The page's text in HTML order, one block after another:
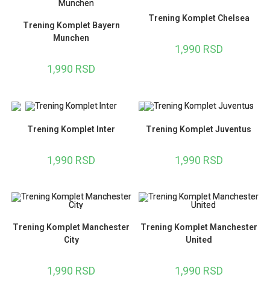
Trening Komplet Bayern
Munchen
1,990 RSD
Trening Komplet Chelsea
1,990 RSD
Trening Komplet Inter
1,990 RSD
Trening Komplet Juventus
1,990 RSD
Trening Komplet Manchester
City
1,990 RSD
Trening Komplet Manchester
United
1,990 RSD